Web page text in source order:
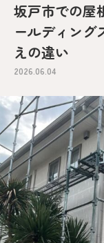
坂戸市での屋
ールディング
えの違い
2026.06.04